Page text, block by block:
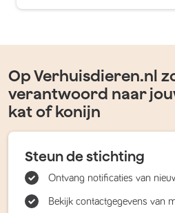
Op Verhuisdieren.nl
verantwoord naar
kat of konijn
Steun de stichting
Ontvang notificaties van
Bekijk contactgegevens van